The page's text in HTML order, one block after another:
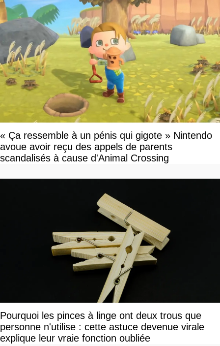
« Ça ressemble à un pénis qui gigote » Nintendo
avoue avoir reçu des appels de parents
scandalisés à cause d'Animal Crossing
Pourquoi les pinces à linge ont deux trous que
personne n'utilise : cette astuce devenue virale
explique leur vraie fonction oubliée